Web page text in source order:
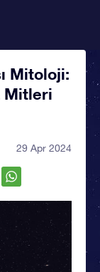
Mitoloji:
Mitleri
29 Apr 2024